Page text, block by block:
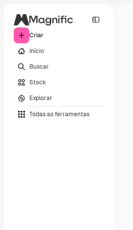
Criar
Início
Buscar
Stock
Explorar
Todas as ferramentas